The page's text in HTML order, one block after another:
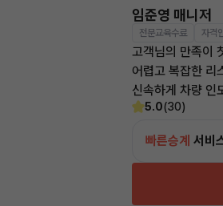
임준영 매니저
전문교육수료 자격
고객님의 만족이
어렵고 복잡한 리
신속하게 차량 인
5.0(30)
빠른승계 서비